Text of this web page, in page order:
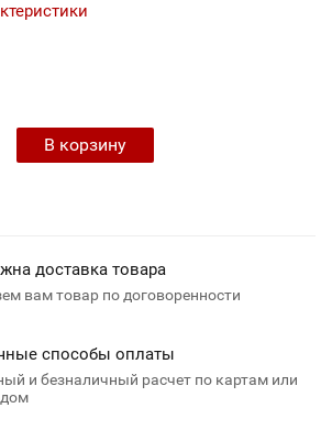
В корзину
доставка товара
вам товар по договоренности
способы оплаты
и безналичный расчет по картам или